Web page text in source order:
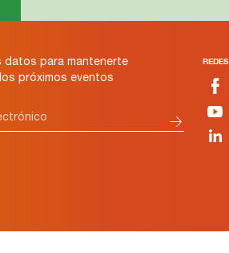
datos para mantenerte
próximos eventos
REDES